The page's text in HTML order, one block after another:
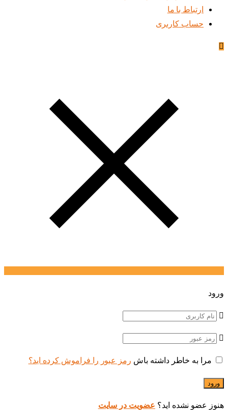
ارتباط با ما
حساب کاربری
ورود
مرا به خاطر داشته باش رمز عبور را فراموش کرده اید؟
هنوز عضو نشده اید؟ عضویت در سایت